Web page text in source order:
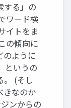
する」の
ワード検
イトをま
の傾向に
のように
というの
。 (そし
きなのか
ンからの